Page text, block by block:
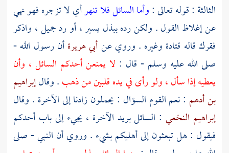
الثالثة : قوله تعالى :وأما السائل فلا تنهرأي لا تزجره فهو نهي
عن إغلاظ القول . ولكن رده ببذل يسير ، أو رد جميل ، واذكر
فقرك قاله قتادة وغيره . وروي عنأبي هريرةأن رسول الله -
صلى الله عليه وسلم - قال : لا يمنعن أحدكم السائل ، وأن
يعطيه إذا سأل ، ولو رأى في يده قلبين من ذهب. وقالإبراهيم
بن أدهم : نعم القوم السؤال : يحملون زادنا إلى الآخرة . وقال
إبراهيم النخعي : السائل بريد الآخرة ، يجيء إلى باب أحدكم
فيقول : هل تبعثون إلى أهليكم بشيء . وروي أن النبي - صلى